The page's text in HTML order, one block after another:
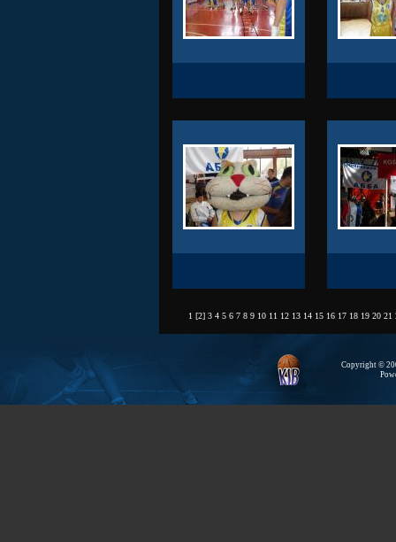
1[2] 3 4 5 6 7 8 9 10 11 12 13 14 15 16 17 18 19 20 21
Copyright ©